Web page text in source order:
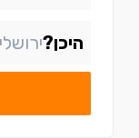
היכן?